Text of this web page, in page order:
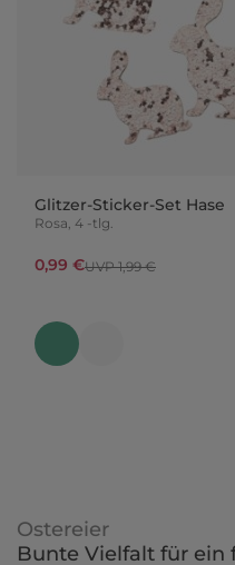
Glitzer-Sticker-Set Hase
Rosa, 4 -tlg.
0,99 €UVP 1,99 €
Ostereier
Bunte Vielfalt für ein